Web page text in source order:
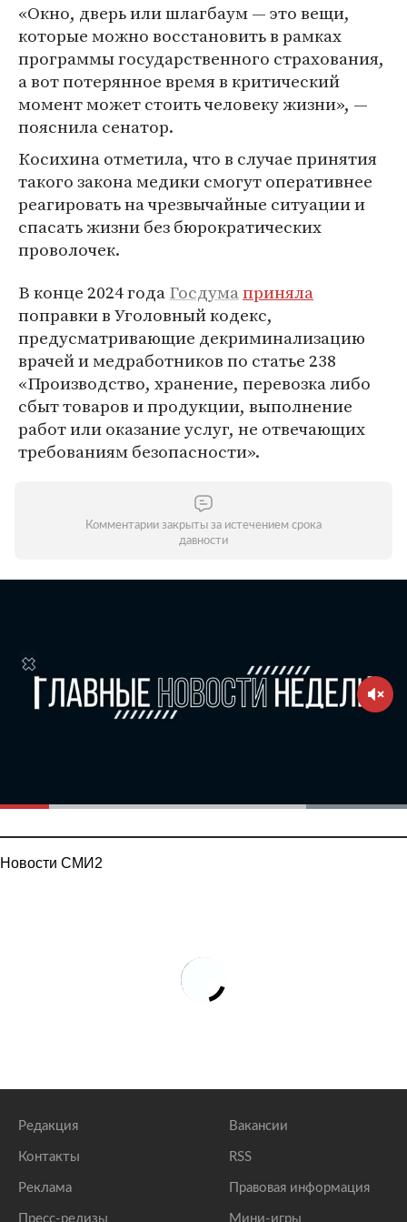
«Окно, дверь или шлагбаум — это вещи,
которые можно восстановить в рамках
программы государственного страхования,
а вот потерянное время в критический
момент может стоить человеку жизни», —
пояснила сенатор.
Косихина отметила, что в случае принятия
такого закона медики смогут оперативнее
реагировать на чрезвычайные ситуации и
спасать жизни без бюрократических
проволочек.
В конце 2024 годаГосдумаприняла
поправки в Уголовный кодекс,
предусматривающие декриминализацию
врачей и медработников по статье 238
«Производство, хранение, перевозка либо
сбыт товаров и продукции, выполнение
работ или оказание услуг, не отвечающих
требованиям безопасности».
Комментарии закрыты за истечением срока
давности
Новости СМИ2
Редакция
Контакты
Реклама
Пресс-релизы
Вакансии
RSS
Правовая информация
Мини-игры